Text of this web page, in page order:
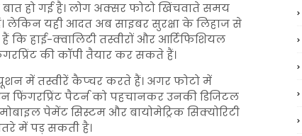
हो गई है। लोग अक्सर फोटो खिंचवाते समय
हैं। लेकिन यही आदत अब साइबर सुरक्षा के लिहाज से
कि हाई-क्वालिटी तस्वीरों और आर्टिफिशियल
की कॉपी तैयार कर सकते हैं।
में तस्वीरें कैप्चर करते हैं। अगर फोटो में
फिंगरप्रिंट पैटर्न को पहचानकर उनकी डिजिटल
पेमेंट सिस्टम और बायोमेट्रिक सिक्योरिटी
में पड़ सकती है।